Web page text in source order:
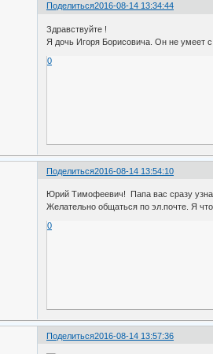
Поделиться2016-08-14 13:34:44
Здравствуйте !
Я дочь Игоря Борисовича. Он не умеет
0
Поделиться2016-08-14 13:54:10
Юрий Тимофеевич! Папа вас сразу
Желательно общаться по эл.почте. Я
0
Поделиться2016-08-14 13:57:36